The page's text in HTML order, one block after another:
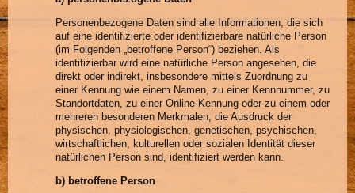
Personenbezogene Daten sind alle Informationen, die sich
auf eine identifizierte oder identifizierbare natürliche Person
(im Folgenden „betroffene Person“) beziehen. Als
identifizierbar wird eine natürliche Person angesehen, die
direkt oder indirekt, insbesondere mittels Zuordnung zu
einer Kennung wie einem Namen, zu einer Kennnummer, zu
Standortdaten, zu einer Online-Kennung oder zu einem oder
mehreren besonderen Merkmalen, die Ausdruck der
physischen, physiologischen, genetischen, psychischen,
wirtschaftlichen, kulturellen oder sozialen Identität dieser
natürlichen Person sind, identifiziert werden kann.
b) betroffene Person